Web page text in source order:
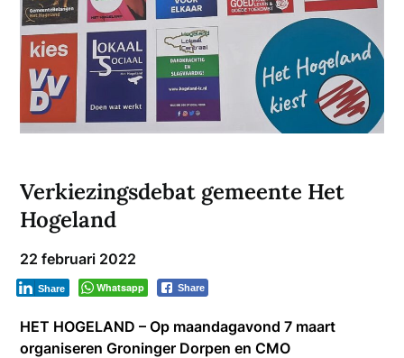
Verkiezingsdebat gemeente Het
Hogeland
22 februari 2022
Whatsapp Share
Share
HET HOGELAND – Op maandagavond 7 maart
organiseren Groninger Dorpen en CMO